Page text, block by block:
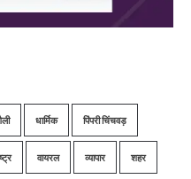
धार्मिक पिंपरी चिंचवड़
वायरल व्यापार शहर